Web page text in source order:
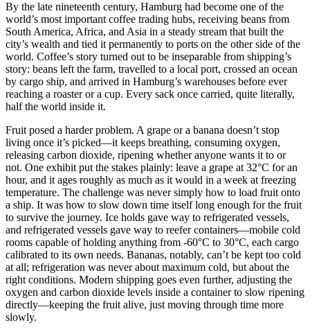
By the late nineteenth century, Hamburg had become one of the
world’s most important coffee trading hubs, receiving beans from
South America, Africa, and Asia in a steady stream that built the
city’s wealth and tied it permanently to ports on the other side of the
world. Coffee’s story turned out to be inseparable from shipping’s
story: beans left the farm, travelled to a local port, crossed an ocean
by cargo ship, and arrived in Hamburg’s warehouses before ever
reaching a roaster or a cup. Every sack once carried, quite literally,
half the world inside it.
Fruit posed a harder problem. A grape or a banana doesn’t stop
living once it’s picked—it keeps breathing, consuming oxygen,
releasing carbon dioxide, ripening whether anyone wants it to or
not. One exhibit put the stakes plainly: leave a grape at 32°C for an
hour, and it ages roughly as much as it would in a week at freezing
temperature. The challenge was never simply how to load fruit onto
a ship. It was how to slow down time itself long enough for the fruit
to survive the journey. Ice holds gave way to refrigerated vessels,
and refrigerated vessels gave way to reefer containers—mobile cold
rooms capable of holding anything from -60°C to 30°C, each cargo
calibrated to its own needs. Bananas, notably, can’t be kept too cold
at all; refrigeration was never about maximum cold, but about the
right conditions. Modern shipping goes even further, adjusting the
oxygen and carbon dioxide levels inside a container to slow ripening
directly—keeping the fruit alive, just moving through time more
slowly.